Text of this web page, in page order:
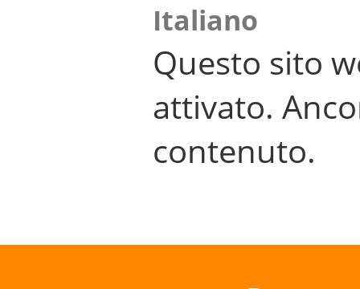
Italiano
Questo sito
attivato.
contenuto.